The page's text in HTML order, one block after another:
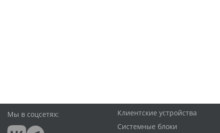
Мы в соцсетях:
Клиентские устройства
Системные блоки